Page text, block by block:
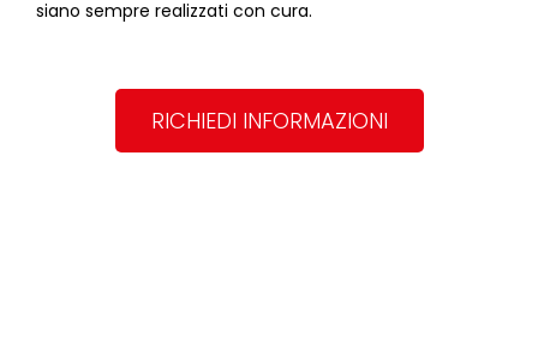
siano sempre realizzati con cura.
RICHIEDI INFORMAZIONI